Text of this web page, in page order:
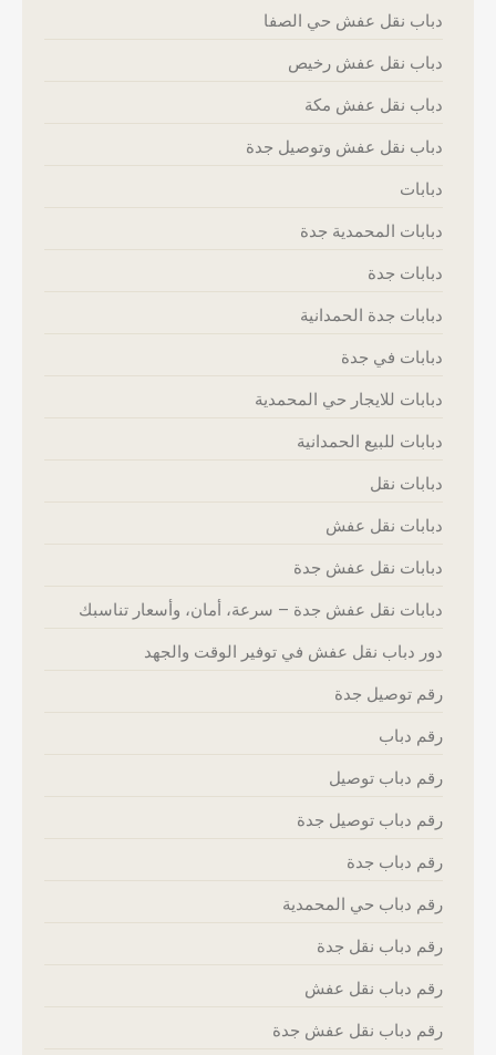
دباب نقل عفش حي الصفا
دباب نقل عفش رخيص
دباب نقل عفش مكة
دباب نقل عفش وتوصيل جدة
دبابات
دبابات المحمدية جدة
دبابات جدة
دبابات جدة الحمدانية
دبابات في جدة
دبابات للايجار حي المحمدية
دبابات للبيع الحمدانية
دبابات نقل
دبابات نقل عفش
دبابات نقل عفش جدة
دبابات نقل عفش جدة – سرعة، أمان، وأسعار تناسبك
دور دباب نقل عفش في توفير الوقت والجهد
رقم توصيل جدة
رقم دباب
رقم دباب توصيل
رقم دباب توصيل جدة
رقم دباب جدة
رقم دباب حي المحمدية
رقم دباب نقل جدة
رقم دباب نقل عفش
رقم دباب نقل عفش جدة